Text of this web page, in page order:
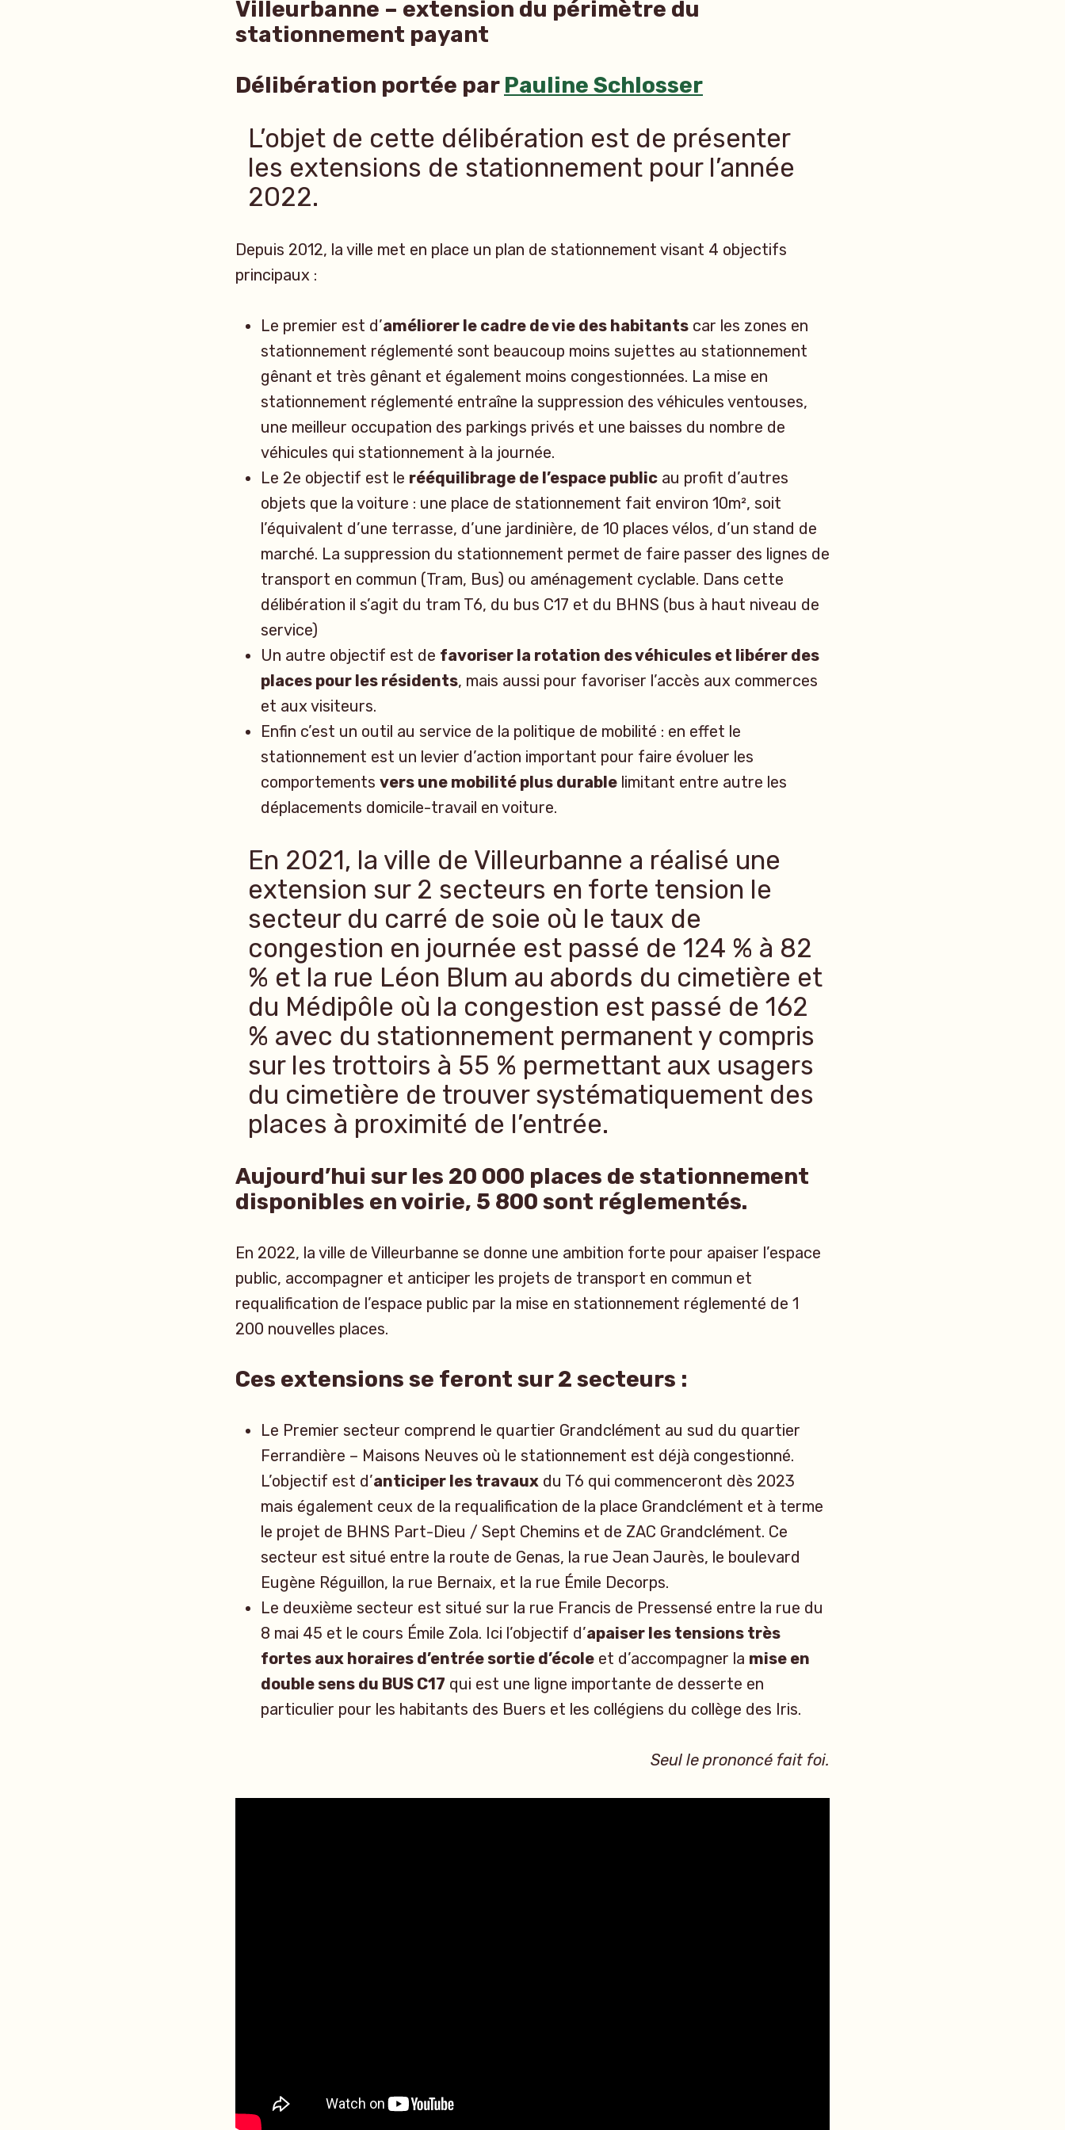
Villeurbanne – extension du périmètre du
stationnement payant
Délibération portée par Pauline Schlosser
L’objet de cette délibération est de présenter
les extensions de stationnement pour l’année
2022.
Depuis 2012, la ville met en place un plan de stationnement visant 4 objectifs
principaux :
Le premier est d’améliorer le cadre de vie des habitants car les zones en
stationnement réglementé sont beaucoup moins sujettes au stationnement
gênant et très gênant et également moins congestionnées. La mise en
stationnement réglementé entraîne la suppression des véhicules ventouses,
une meilleur occupation des parkings privés et une baisses du nombre de
véhicules qui stationnement à la journée.
Le 2e objectif est le rééquilibrage de l’espace public au profit d’autres
objets que la voiture : une place de stationnement fait environ 10m², soit
l’équivalent d’une terrasse, d’une jardinière, de 10 places vélos, d’un stand de
marché. La suppression du stationnement permet de faire passer des lignes de
transport en commun (Tram, Bus) ou aménagement cyclable. Dans cette
délibération il s’agit du tram T6, du bus C17 et du BHNS (bus à haut niveau de
service)
Un autre objectif est de favoriser la rotation des véhicules et libérer des
places pour les résidents, mais aussi pour favoriser l’accès aux commerces
et aux visiteurs.
Enfin c’est un outil au service de la politique de mobilité : en effet le
stationnement est un levier d’action important pour faire évoluer les
comportements vers une mobilité plus durable limitant entre autre les
déplacements domicile-travail en voiture.
En 2021, la ville de Villeurbanne a réalisé une
extension sur 2 secteurs en forte tension le
secteur du carré de soie où le taux de
congestion en journée est passé de 124 % à 82
% et la rue Léon Blum au abords du cimetière et
du Médipôle où la congestion est passé de 162
% avec du stationnement permanent y compris
sur les trottoirs à 55 % permettant aux usagers
du cimetière de trouver systématiquement des
places à proximité de l’entrée.
Aujourd’hui sur les 20 000 places de stationnement
disponibles en voirie, 5 800 sont réglementés.
En 2022, la ville de Villeurbanne se donne une ambition forte pour apaiser l’espace
public, accompagner et anticiper les projets de transport en commun et
requalification de l’espace public par la mise en stationnement réglementé de 1
200 nouvelles places.
Ces extensions se feront sur 2 secteurs :
Le Premier secteur comprend le quartier Grandclément au sud du quartier
Ferrandière – Maisons Neuves où le stationnement est déjà congestionné.
L’objectif est d’anticiper les travaux du T6 qui commenceront dès 2023
mais également ceux de la requalification de la place Grandclément et à terme
le projet de BHNS Part-Dieu / Sept Chemins et de ZAC Grandclément. Ce
secteur est situé entre la route de Genas, la rue Jean Jaurès, le boulevard
Eugène Réguillon, la rue Bernaix, et la rue Émile Decorps.
Le deuxième secteur est situé sur la rue Francis de Pressensé entre la rue du
8 mai 45 et le cours Émile Zola. Ici l’objectif d’apaiser les tensions très
fortes aux horaires d’entrée sortie d’école et d’accompagner la mise en
double sens du BUS C17 qui est une ligne importante de desserte en
particulier pour les habitants des Buers et les collégiens du collège des Iris.
Seul le prononcé fait foi.